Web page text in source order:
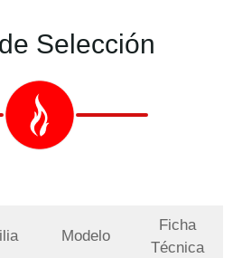
Selección
Modelo
Ficha
Técnica